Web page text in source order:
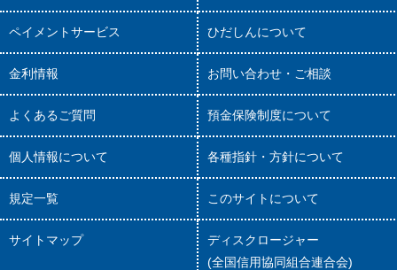
ペイメントサービス ひだしんについて
金利情報 お問い合わせ・ご相談
よくあるご質問 預金保険制度について
個人情報について 各種指針・方針について
規定一覧 このサイトについて
サイトマップ
ディスクロージャー
(全国信用協同組合連合会)